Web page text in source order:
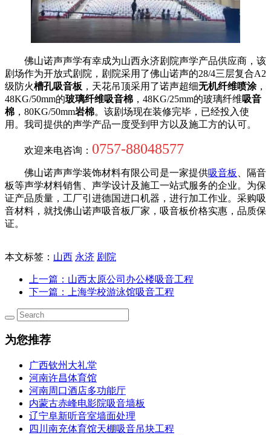
佛山诺声声学有幸成为山西永济剧院声学产品供应商，该
剧场作为开放式剧院，剧院采用了佛山诺声的28/4三层复合A2
级防火槽孔吸音板 ，天花吊顶采用了诺声超细无机纤维喷涂，
48KG/50mm的玻璃纤维吸音棉 ，48KG/25mm的玻璃纤维吸音
棉 ，80KG/50mm岩棉。该剧场现在装修完毕，已经投入使
用。我司提供的声学产品一度受到甲方以及施工方的认可。
欢迎来电咨询： 0757-88048577
佛山诺声声学装饰材料有限公司是一家提供吸音板
、隔音
板等声学材料销售、声学设计及施工一站式服务的企业。为保
证产品质量，工厂引进德国进口机器，进行加工作业。采购吸
音材料，就找佛山诺声吸音板厂家，吸音板价格实惠，品质保
证。
本文标签： 山西 永济 剧院
上一篇 ：山西太原公司办公楼吸音工程
下一篇 ：上海学校游泳馆吸音工程
为您推荐
广西钦州大礼堂
河南许昌体育馆
河南周口酒店多功能厅
内蒙古赤峰电影院吸音墙板
辽宁阜新听音室墙面处理
四川南充体育馆天棚吸音吊块工程